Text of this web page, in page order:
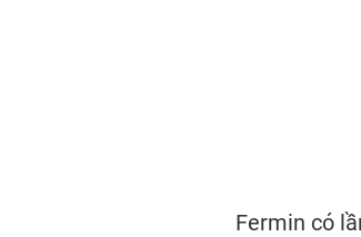
Fermin có